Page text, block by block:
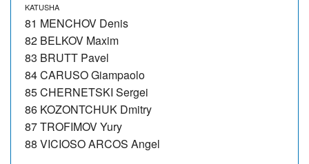
KATUSHA
81 MENCHOV Denis
82 BELKOV Maxim
83 BRUTT Pavel
84 CARUSO Giampaolo
85 CHERNETSKI Sergei
86 KOZONTCHUK Dmitry
87 TROFIMOV Yury
88 VICIOSO ARCOS Angel